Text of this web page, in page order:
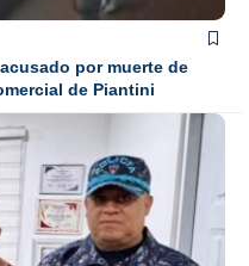
por muerte de
de Piantini